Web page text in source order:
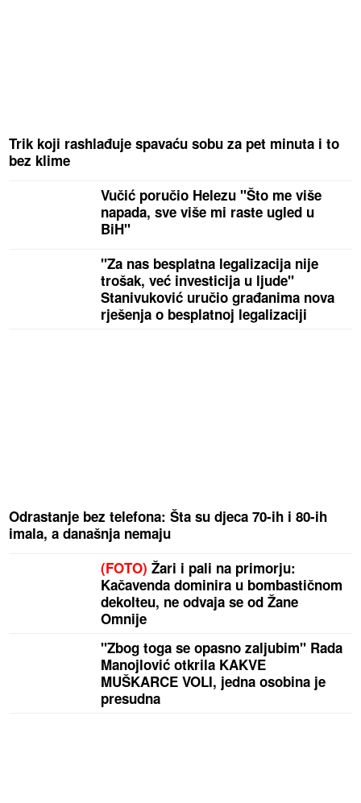
Trik koji rashlađuje spavaću sobu za pet minuta i to
bez klime
Vučić poručio Helezu "Što me više
napada, sve više mi raste ugled u
BiH"
"Za nas besplatna legalizacija nije
trošak, već investicija u ljude"
Stanivuković uručio građanima nova
rješenja o besplatnoj legalizaciji
Odrastanje bez telefona: Šta su djeca 70-ih i 80-ih
imala, a današnja nemaju
(FOTO) Žari i pali na primorju:
Kačavenda dominira u bombastičnom
dekolteu, ne odvaja se od Žane
Omnije
"Zbog toga se opasno zaljubim" Rada
Manojlović otkrila KAKVE
MUŠKARCE VOLI, jedna osobina je
presudna